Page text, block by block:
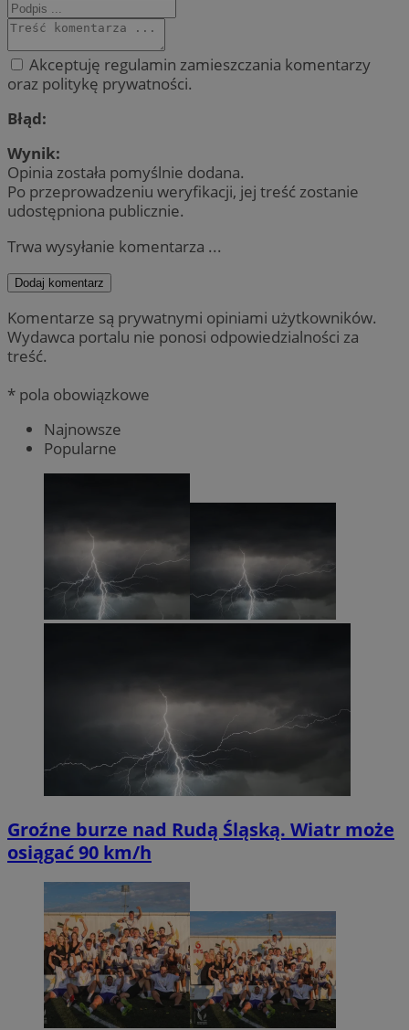
Akceptuję regulamin zamieszczania komentarzy
oraz politykę prywatności.
Błąd:
Wynik:
Opinia została pomyślnie dodana.
Po przeprowadzeniu weryfikacji, jej treść zostanie
udostępniona publicznie.
Trwa wysyłanie komentarza ...
Dodaj komentarz
Komentarze są prywatnymi opiniami użytkowników.
Wydawca portalu nie ponosi odpowiedzialności za
treść.
* pola obowiązkowe
Najnowsze
Popularne
Groźne burze nad Rudą Śląską. Wiatr może
osiągać 90 km/h